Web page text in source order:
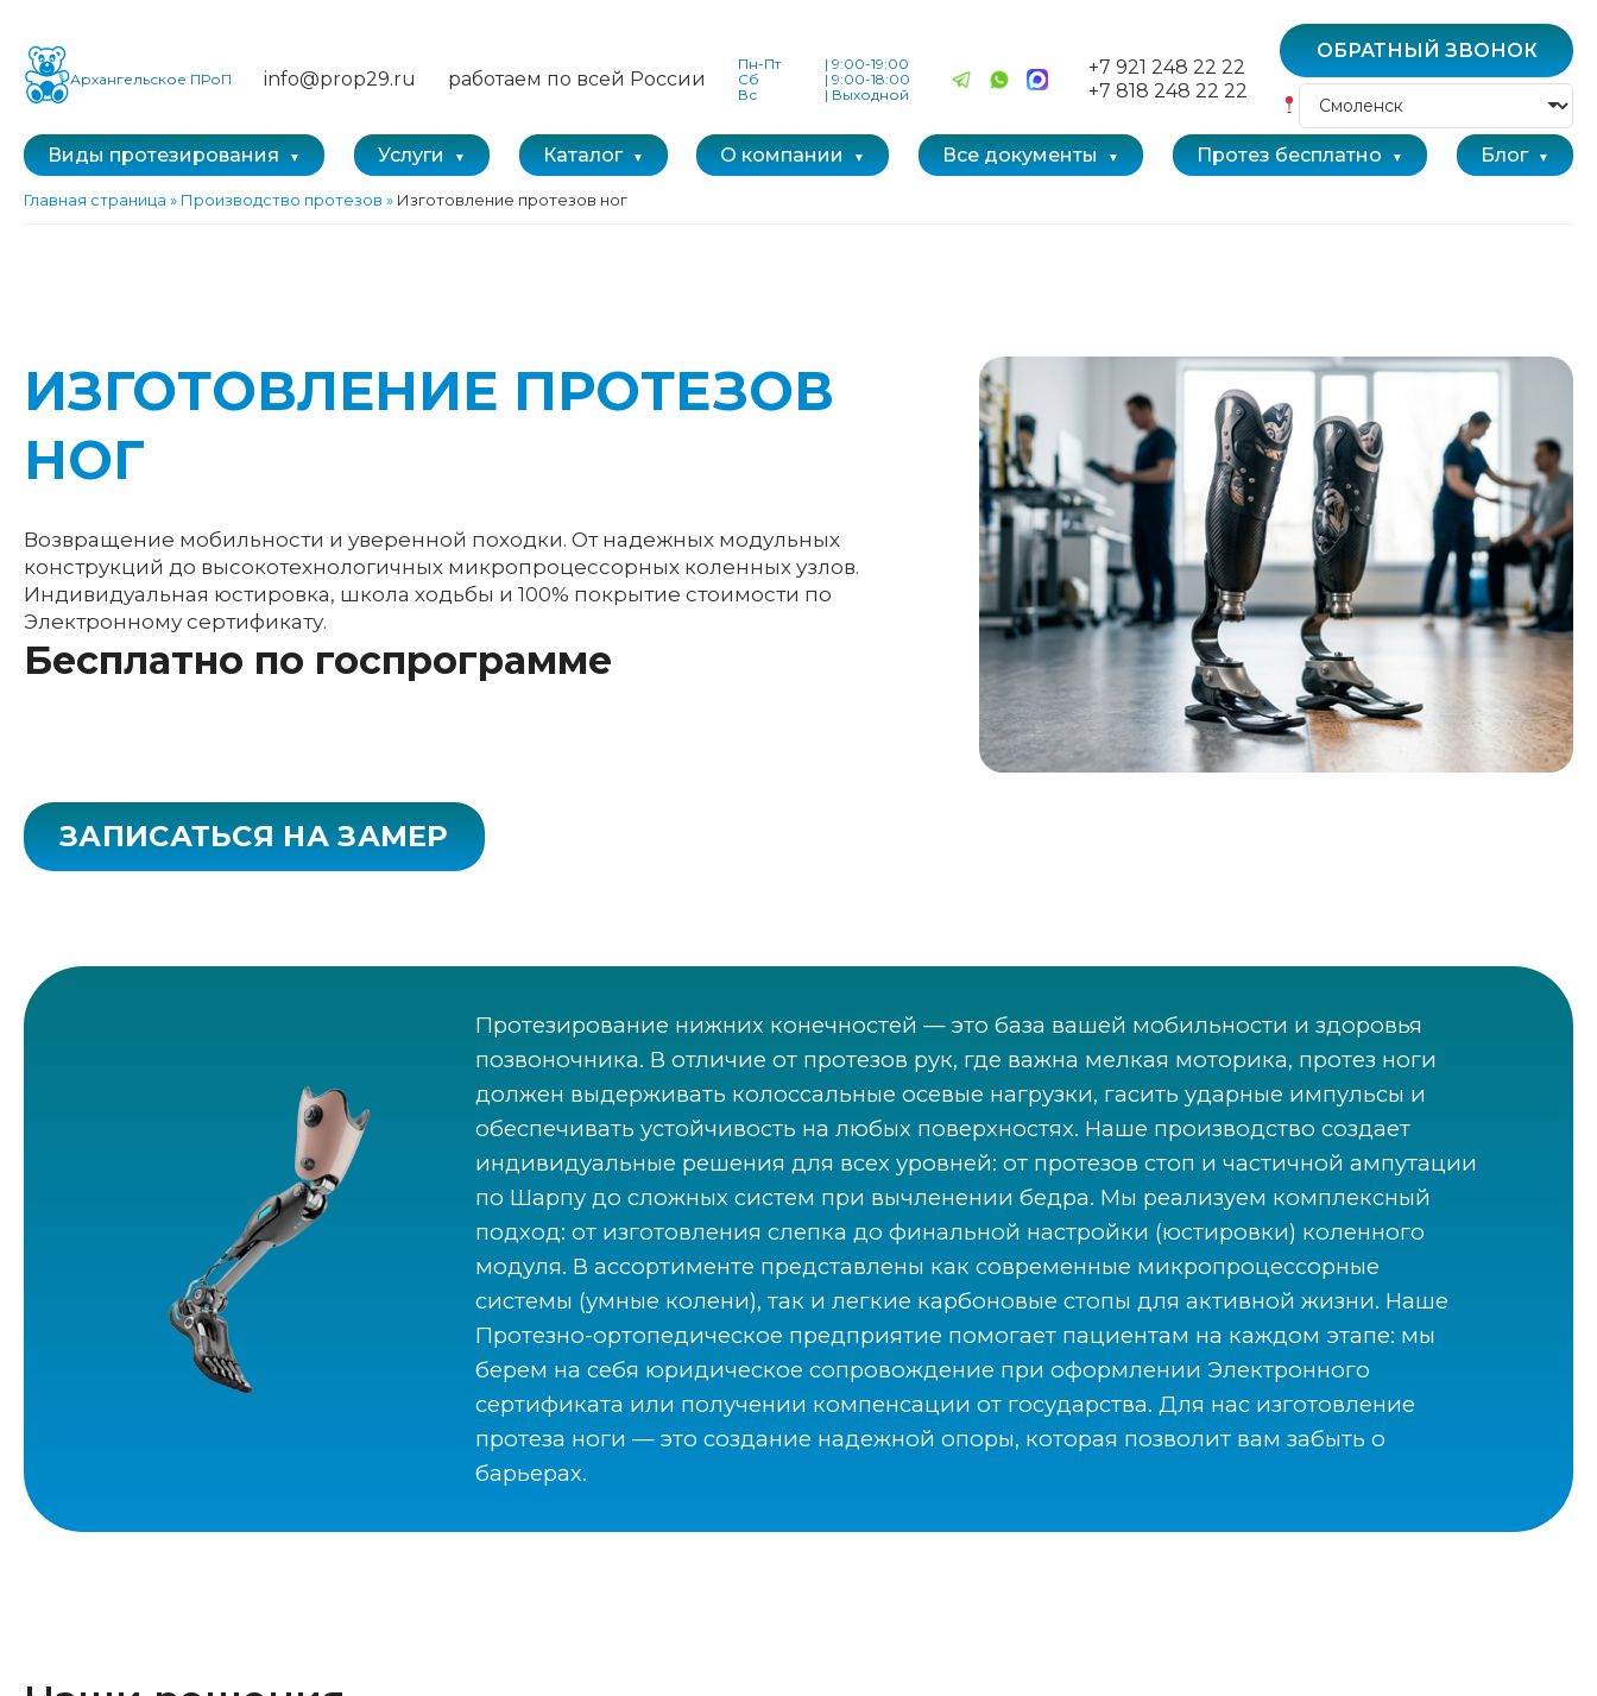
Архангельское ПРоП info@prop29.ru работаем по всей России
Пн-Пт | 9:00-19:00
Сб
| 9:00-18:00
Вс
| Выходной
+7 921 248 22 22
+7 818 248 22 22
ОБРАТНЫЙ ЗВОНОК
Виды протезирования Услуги Каталог О компании Все документы Протез бесплатно Блог
Главная страница » Производство протезов » Изготовление протезов ног
ИЗГОТОВЛЕНИЕ ПРОТЕЗОВ
НОГ
Возвращение мобильности и уверенной походки. От надежных модульных
конструкций до высокотехнологичных микропроцессорных коленных узлов.
Индивидуальная юстировка, школа ходьбы и 100% покрытие стоимости по
Электронному сертификату.
Бесплатно по госпрограмме
ЗАПИСАТЬСЯ НА ЗАМЕР
Протезирование нижних конечностей — это база вашей мобильности и здоровья
позвоночника. В отличие от протезов рук, где важна мелкая моторика, протез ноги
должен выдерживать колоссальные осевые нагрузки, гасить ударные импульсы и
обеспечивать устойчивость на любых поверхностях. Наше производство создает
индивидуальные решения для всех уровней: от протезов стоп и частичной ампутации
по Шарпу до сложных систем при вычленении бедра. Мы реализуем комплексный
подход: от изготовления слепка до финальной настройки (юстировки) коленного
модуля. В ассортименте представлены как современные микропроцессорные
системы (умные колени), так и легкие карбоновые стопы для активной жизни. Наше
Протезно-ортопедическое предприятие помогает пациентам на каждом этапе: мы
берем на себя юридическое сопровождение при оформлении Электронного
сертификата или получении компенсации от государства. Для нас изготовление
протеза ноги — это создание надежной опоры, которая позволит вам забыть о
барьерах.